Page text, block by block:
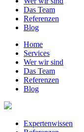
Das Team
Referenzen
Blog
Home
Services
Wer wir sind
Das Team
Referenzen
Blog
Expertenwissen